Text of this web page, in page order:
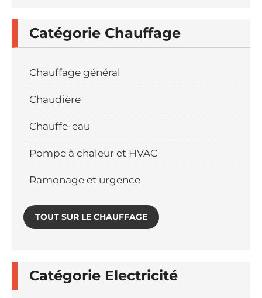
Catégorie Chauffage
Chauffage général
Chaudière
Chauffe-eau
Pompe à chaleur et HVAC
Ramonage et urgence
TOUT SUR LE CHAUFFAGE
Catégorie Electricité